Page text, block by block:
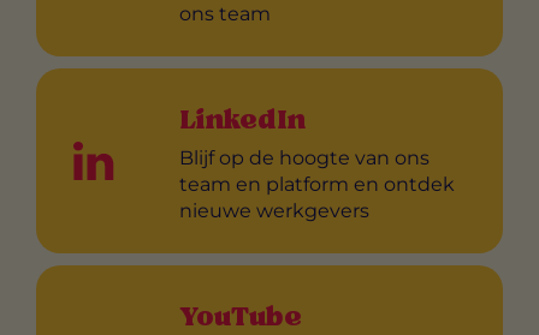
ons team
LinkedIn
Blijf op de hoogte van ons
team en platform en ontdek
nieuwe werkgevers
YouTube